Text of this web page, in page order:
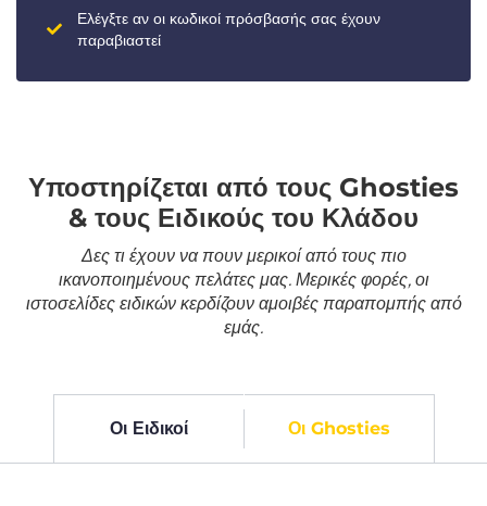
Ελέγξτε αν οι κωδικοί πρόσβασής σας έχουν
παραβιαστεί
Υποστηρίζεται από τους Ghosties
& τους Ειδικούς του Κλάδου
Δες τι έχουν να πουν μερικοί από τους πιο
ικανοποιημένους πελάτες μας. Μερικές φορές, οι
ιστοσελίδες ειδικών κερδίζουν αμοιβές παραπομπής από
εμάς.
Οι Ειδικοί Οι Ghosties